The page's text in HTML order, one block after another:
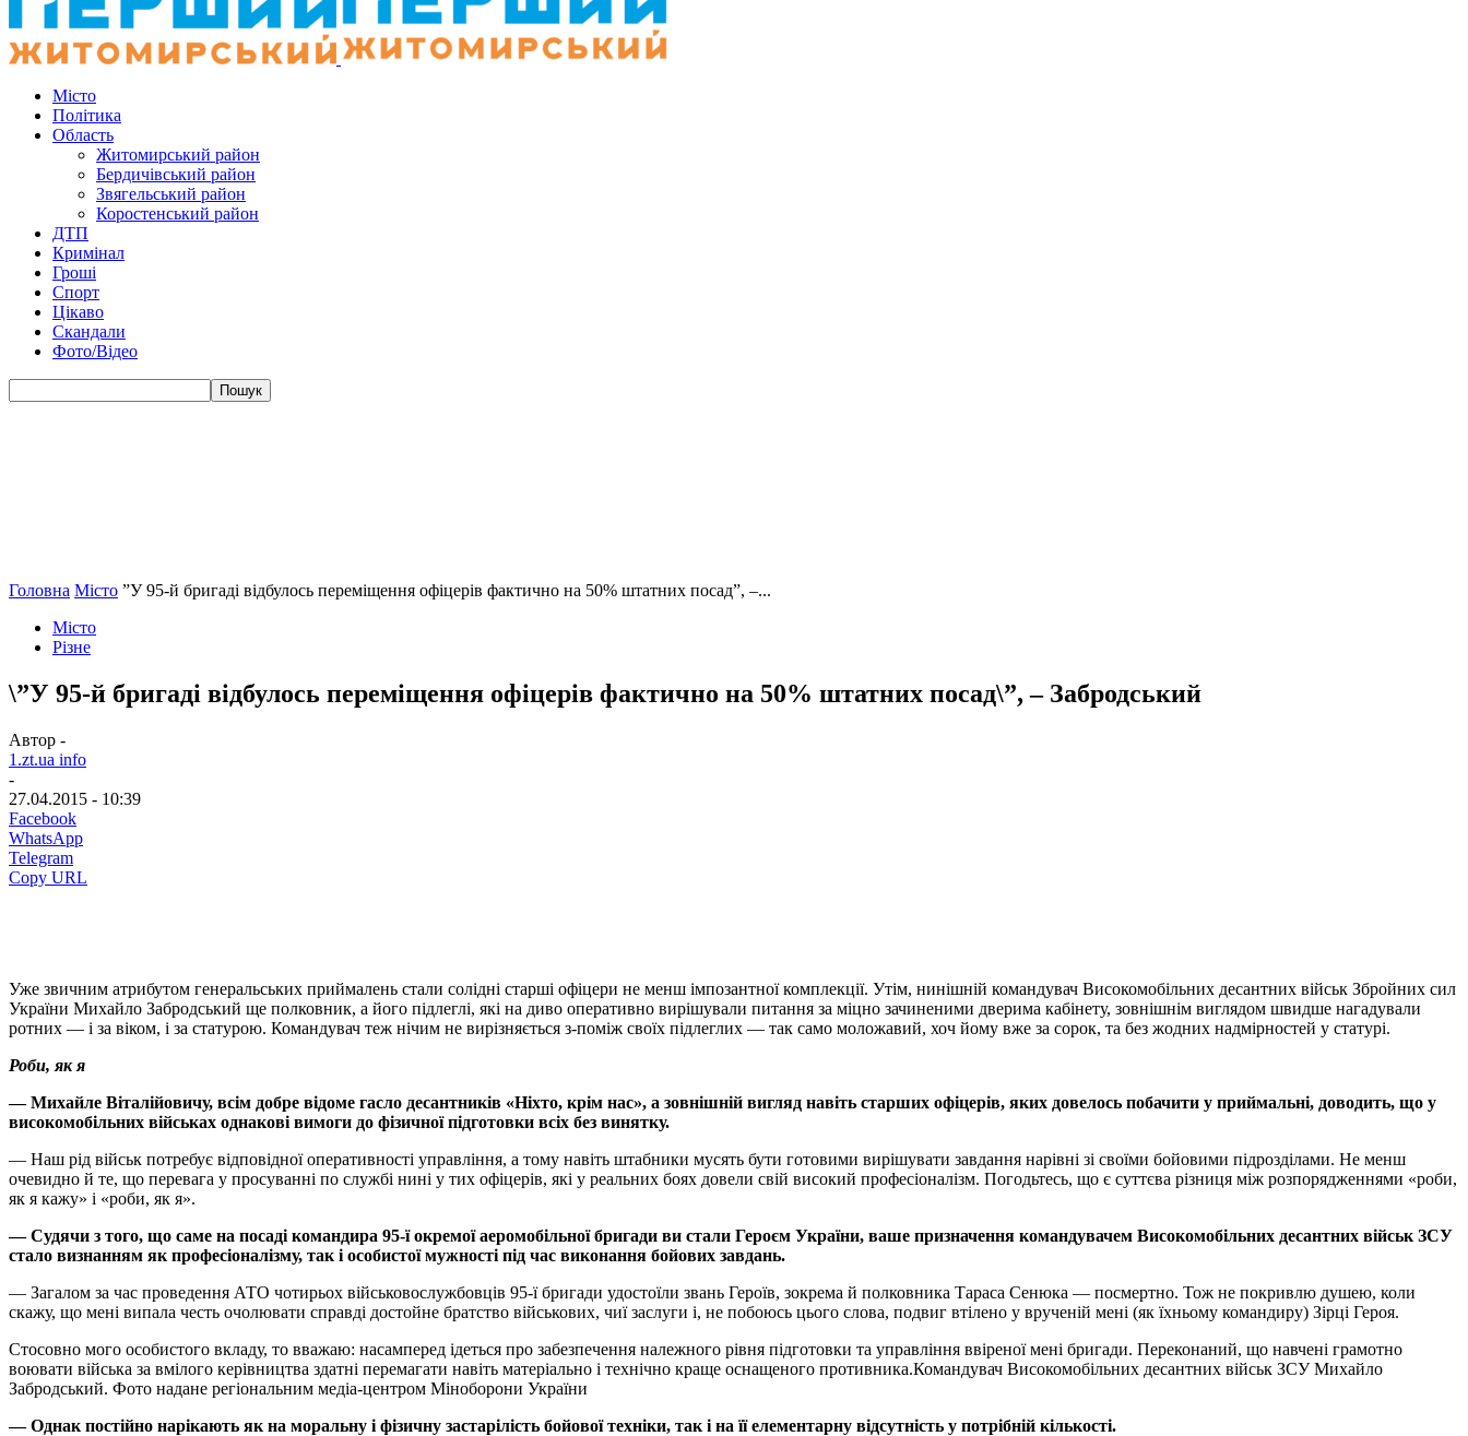
Місто
Політика
Область
Житомирський район
Бердичівський район
Звягельський район
Коростенський район
ДТП
Кримінал
Гроші
Спорт
Цікаво
Скандали
Фото/Відео
Головна Місто ”У 95-й бригаді відбулось переміщення офіцерів фактично на 50% штатних посад”, –...
Місто
Різне
\”У 95-й бригаді відбулось переміщення офіцерів фактично на 50% штатних посад\”, – Забродський
Автор -
1.zt.ua info
-
27.04.2015 - 10:39
Facebook
WhatsApp
Telegram
Copy URL
Уже звичним атрибутом генеральських приймалень стали солідні старші офіцери не менш імпозантної комплекції. Утім, нинішній командувач Високомобільних десантних військ Збройних сил
України Михайло Забродський ще полковник, а його підлеглі, які на диво оперативно вирішували питання за міцно зачиненими дверима кабінету, зовнішнім виглядом швидше нагадували
ротних — і за віком, і за статурою. Командувач теж нічим не вирізняється з-поміж своїх підлеглих — так само моложавий, хоч йому вже за сорок, та без жодних надмірностей у статурі.
Роби, як я
— Михайле Віталійовичу, всім добре відоме гасло десантників «Ніхто, крім нас», а зовнішній вигляд навіть старших офіцерів, яких довелось побачити у приймальні, доводить, що у
високомобільних військах однакові вимоги до фізичної підготовки всіх без винятку.
— Наш рід військ потребує відповідної оперативності управління, а тому навіть штабники мусять бути готовими вирішувати завдання нарівні зі своїми бойовими підрозділами. Не менш
очевидно й те, що перевага у просуванні по службі нині у тих офіцерів, які у реальних боях довели свій високий професіоналізм. Погодьтесь, що є суттєва різниця між розпорядженнями «роби,
як я кажу» і «роби, як я».
— Судячи з того, що саме на посаді командира 95-ї окремої аеромобільної бригади ви стали Героєм України, ваше призначення командувачем Високомобільних десантних військ ЗСУ
стало визнанням як професіоналізму, так і особистої мужності під час виконання бойових завдань.
— Загалом за час проведення АТО чотирьох військовослужбовців 95-ї бригади удостоїли звань Героїв, зокрема й полковника Тараса Сенюка — посмертно. Тож не покривлю душею, коли
скажу, що мені випала честь очолювати справді достойне братство військових, чиї заслуги і, не побоюсь цього слова, подвиг втілено у врученій мені (як їхньому командиру) Зірці Героя.
Стосовно мого особистого вкладу, то вважаю: насамперед ідеться про забезпечення належного рівня підготовки та управління ввіреної мені бригади. Переконаний, що навчені грамотно
воювати війська за вмілого керівництва здатні перемагати навіть матеріально і технічно краще оснащеного противника.Командувач Високомобільних десантних військ ЗСУ Михайло
Забродський. Фото надане регіональним медіа-центром Міноборони України
— Однак постійно нарікають як на моральну і фізичну застарілість бойової техніки, так і на її елементарну відсутність у потрібній кількості.